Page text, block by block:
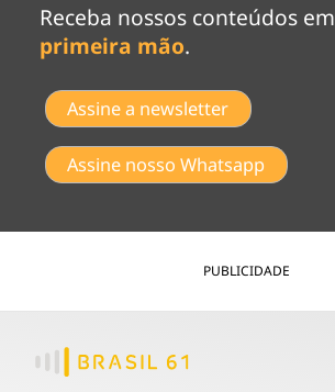
Receba nossos conteúdos em
primeira mão.
Assine a newsletter
Assine nosso Whatsapp
PUBLICIDADE